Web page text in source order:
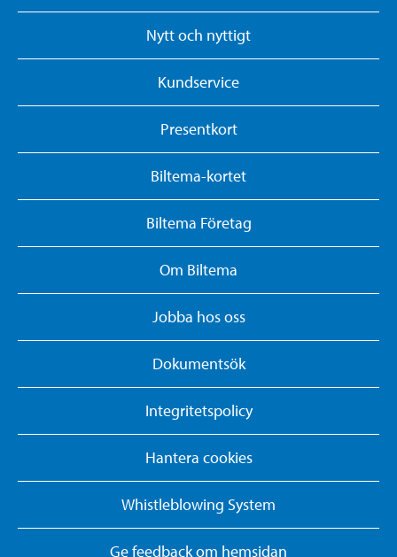
Nytt och nyttigt
Kundservice
Presentkort
Biltema-kortet
Biltema Företag
Om Biltema
Jobba hos oss
Dokumentsök
Integritetspolicy
Hantera cookies
Whistleblowing System
Ge feedback om hemsidan